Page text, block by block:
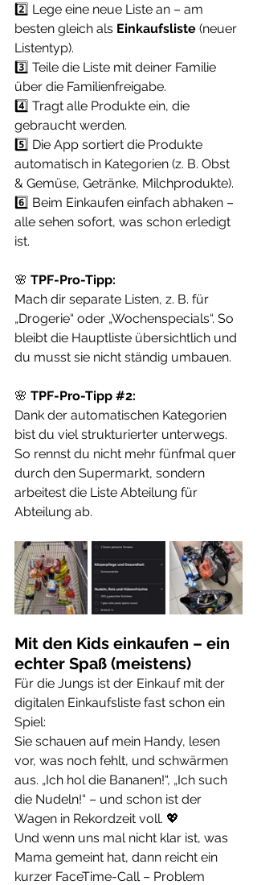
2️⃣ Lege eine neue Liste an – am
besten gleich als Einkaufsliste (neuer
Listentyp).
3️⃣ Teile die Liste mit deiner Familie
über die Familienfreigabe.
4️⃣ Tragt alle Produkte ein, die
gebraucht werden.
5️⃣ Die App sortiert die Produkte
automatisch in Kategorien (z. B. Obst
& Gemüse, Getränke, Milchprodukte).
6️⃣ Beim Einkaufen einfach abhaken –
alle sehen sofort, was schon erledigt
ist.
🌸 TPF-Pro-Tipp:
Mach dir separate Listen, z. B. für
„Drogerie“ oder „Wochenspecials“. So
bleibt die Hauptliste übersichtlich und
du musst sie nicht ständig umbauen.
🌸 TPF-Pro-Tipp #2:
Dank der automatischen Kategorien
bist du viel strukturierter unterwegs.
So rennst du nicht mehr fünfmal quer
durch den Supermarkt, sondern
arbeitest die Liste Abteilung für
Abteilung ab.
Mit den Kids einkaufen – ein
echter Spaß (meistens)
Für die Jungs ist der Einkauf mit der
digitalen Einkaufsliste fast schon ein
Spiel:
Sie schauen auf mein Handy, lesen
vor, was noch fehlt, und schwärmen
aus. „Ich hol die Bananen!“, „Ich such
die Nudeln!“ – und schon ist der
Wagen in Rekordzeit voll. 💖
Und wenn uns mal nicht klar ist, was
Mama gemeint hat, dann reicht ein
kurzer FaceTime-Call – Problem